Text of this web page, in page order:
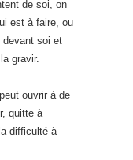
de soi, on
est à faire, ou
devant soi et
gravir.
ouvrir à de
quitte à
difficulté à